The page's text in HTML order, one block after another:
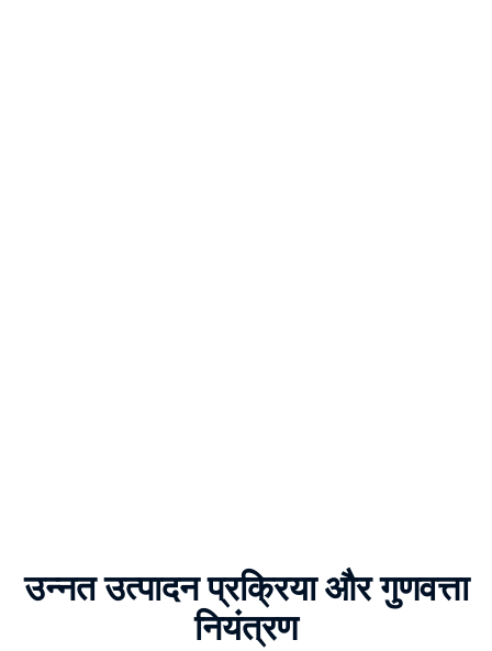
उन्नत उत्पादन प्रक्रिया और गुणवत्ता
नियंत्रण